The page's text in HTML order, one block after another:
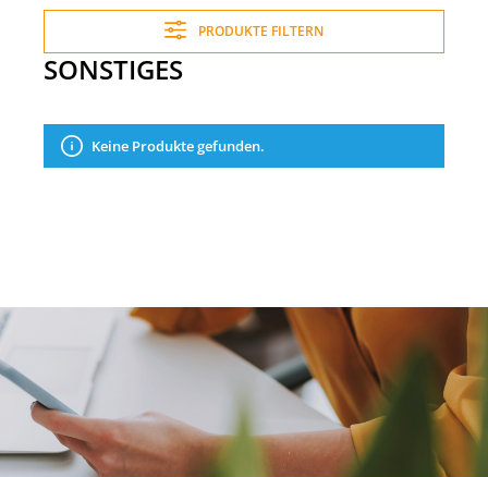
PRODUKTE FILTERN
SONSTIGES
Keine Produkte gefunden.